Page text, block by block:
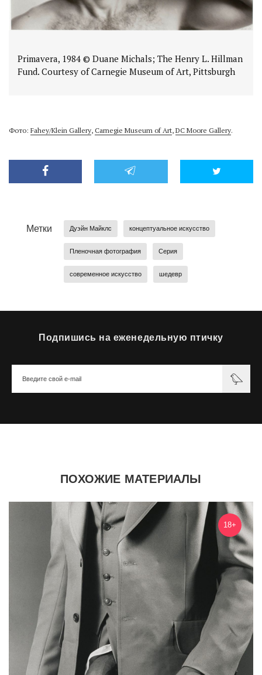
Primavera, 1984 © Duane Michals; The Henry L. Hillman
Fund. Courtesy of Carnegie Museum of Art, Pittsburgh
Фото: Fahey/Klein Gallery, Carnegie Museum of Art, DC Moore Gallery.
Метки Дуэйн Майклс концептуальное искусство
Пленочная фотография Серия
современное искусство шедевр
Подпишись на еженедельную птичку
ПОХОЖИЕ МАТЕРИАЛЫ
18+